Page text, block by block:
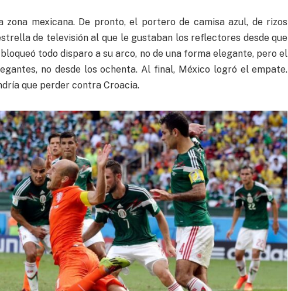
mexicana. De pronto, el portero de camisa azul, de rizos
de televisión al que le gustaban los reflectores desde que
todo disparo a su arco, no de una forma elegante, pero el
no desde los ochenta. Al final, México logró el empate.
que perder contra Croacia.